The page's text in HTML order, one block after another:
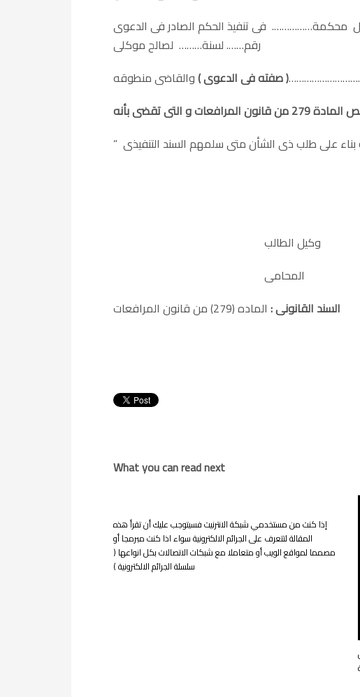
محكمة……………. فى تنفيذ الحكم الصادر فى الدعوى
( صفته فى الدعوى )
و التى تقضى بأنه
السند القانونى:
What you can read next
إذا كنت من مستخدمي شبكة الانترنيت فسيتوجب عليك أن تقرأ هذه
المقالة لتتعرف على الجرائم الالكترونية سواء اذا كنت مبرمجا أو
مصمما لمواقع الويب أو متعاملا مع شبكات الاتصالات بكل انواعها (
سلسلة الجرائم الالكترونية )